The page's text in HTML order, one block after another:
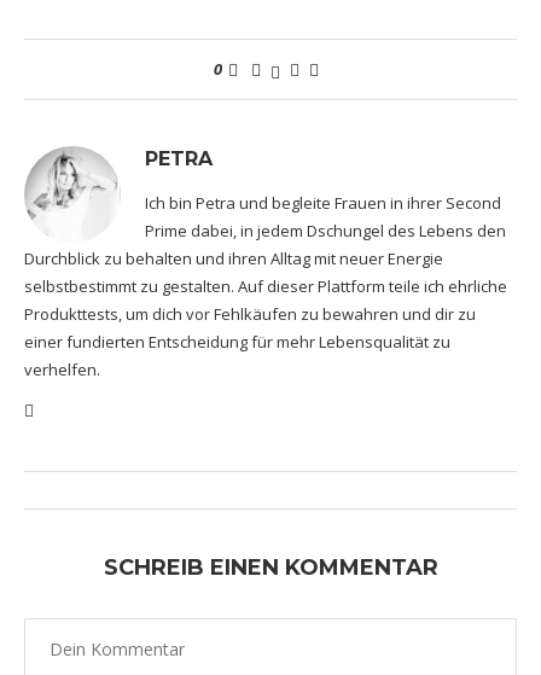
0
PETRA
Ich bin Petra und begleite Frauen in ihrer Second
Prime dabei, in jedem Dschungel des Lebens den
Durchblick zu behalten und ihren Alltag mit neuer Energie
selbstbestimmt zu gestalten. Auf dieser Plattform teile ich ehrliche
Produkttests, um dich vor Fehlkäufen zu bewahren und dir zu
einer fundierten Entscheidung für mehr Lebensqualität zu
verhelfen.
SCHREIB EINEN KOMMENTAR